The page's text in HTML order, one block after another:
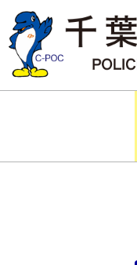
ス
キ
ま